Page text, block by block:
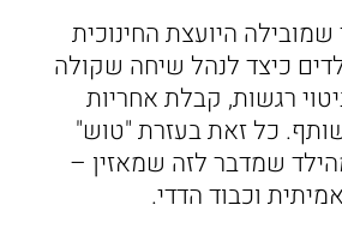
היועצת החינוכית
כיצד לנהל שיחה שקולה
רגשות, קבלת אחריות
כל זאת בעזרת "טוש"
שמדבר לזה שמאזין –
וכבוד הדדי.